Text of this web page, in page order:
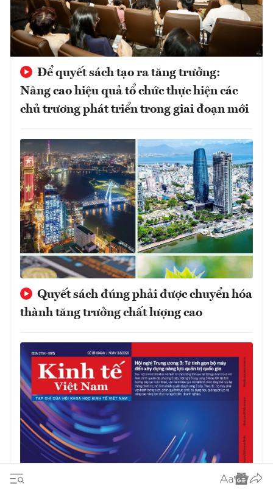
Để quyết sách tạo ra tăng trưởng:
Nâng cao hiệu quả tổ chức thực hiện các
chủ trương phát triển trong giai đoạn mới
Quyết sách đúng phải được chuyển hóa
thành tăng trưởng chất lượng cao